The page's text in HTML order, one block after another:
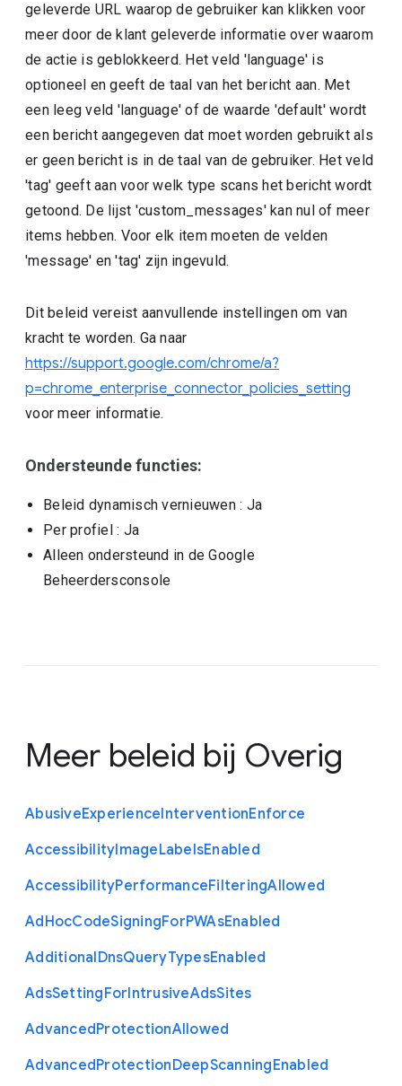
geleverde URL waarop de gebruiker kan klikken voor
meer door de klant geleverde informatie over waarom
de actie is geblokkeerd. Het veld 'language' is
optioneel en geeft de taal van het bericht aan. Met
een leeg veld 'language' of de waarde 'default' wordt
een bericht aangegeven dat moet worden gebruikt als
er geen bericht is in de taal van de gebruiker. Het veld
'tag' geeft aan voor welk type scans het bericht wordt
getoond. De lijst 'custom_messages' kan nul of meer
items hebben. Voor elk item moeten de velden
'message' en 'tag' zijn ingevuld.
Dit beleid vereist aanvullende instellingen om van
kracht te worden. Ga naar
https://support.google.com/chrome/a?
p=chrome_enterprise_connector_policies_setting
voor meer informatie.
Ondersteunde functies:
Beleid dynamisch vernieuwen : Ja
Per profiel : Ja
Alleen ondersteund in de Google
Beheerdersconsole
Meer beleid bij Overig
AbusiveExperienceInterventionEnforce
AccessibilityImageLabelsEnabled
AccessibilityPerformanceFilteringAllowed
AdHocCodeSigningForPWAsEnabled
AdditionalDnsQueryTypesEnabled
AdsSettingForIntrusiveAdsSites
AdvancedProtectionAllowed
AdvancedProtectionDeepScanningEnabled